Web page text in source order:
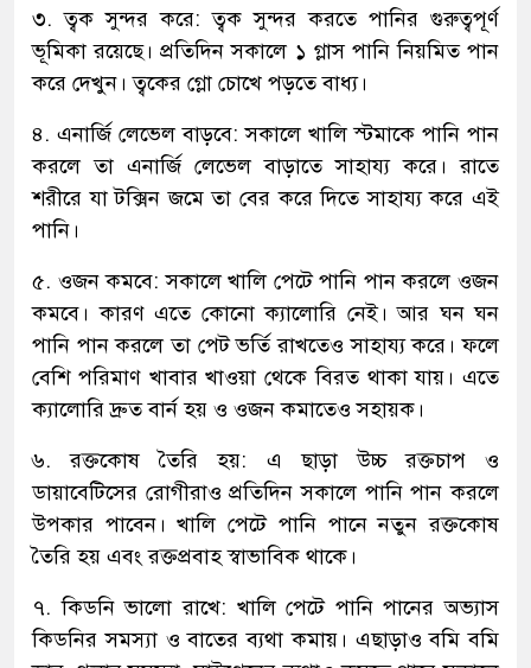
৩. ত্বক সুন্দর করে: ত্বক সুন্দর করতে পানির গুরুত্বপূর্ণ
ভূমিকা রয়েছে। প্রতিদিন সকালে ১ গ্লাস পানি নিয়মিত পান
করে দেখুন। ত্বকের গ্লো চোখে পড়তে বাধ্য।
৪. এনার্জি লেভেল বাড়বে: সকালে খালি স্টমাকে পানি পান
করলে তা এনার্জি লেভেল বাড়াতে সাহায্য করে। রাতে
শরীরে যা টক্সিন জমে তা বের করে দিতে সাহায্য করে এই
পানি।
৫. ওজন কমবে: সকালে খালি পেটে পানি পান করলে ওজন
কমবে। কারণ এতে কোনো ক্যালোরি নেই। আর ঘন ঘন
পানি পান করলে তা পেট ভর্তি রাখতেও সাহায্য করে। ফলে
বেশি পরিমাণ খাবার খাওয়া থেকে বিরত থাকা যায়। এতে
ক্যালোরি দ্রুত বার্ন হয় ও ওজন কমাতেও সহায়ক।
৬. রক্তকোষ তৈরি হয়: এ ছাড়া উচ্চ রক্তচাপ ও
ডায়াবেটিসের রোগীরাও প্রতিদিন সকালে পানি পান করলে
উপকার পাবেন। খালি পেটে পানি পানে নতুন রক্তকোষ
তৈরি হয় এবং রক্তপ্রবাহ স্বাভাবিক থাকে।
৭. কিডনি ভালো রাখে: খালি পেটে পানি পানের অভ্যাস
কিডনির সমস্যা ও বাতের ব্যথা কমায়। এছাড়াও বমি বমি